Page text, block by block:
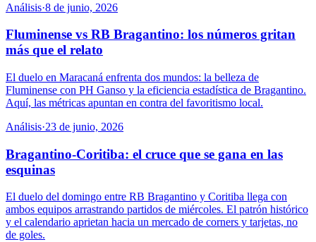
Análisis·8 de junio, 2026
Fluminense vs RB Bragantino: los números gritan
más que el relato
El duelo en Maracaná enfrenta dos mundos: la belleza de
Fluminense con PH Ganso y la eficiencia estadística de Bragantino.
Aquí, las métricas apuntan en contra del favoritismo local.
Análisis·23 de junio, 2026
Bragantino-Coritiba: el cruce que se gana en las
esquinas
El duelo del domingo entre RB Bragantino y Coritiba llega con
ambos equipos arrastrando partidos de miércoles. El patrón histórico
y el calendario aprietan hacia un mercado de corners y tarjetas, no
de goles.